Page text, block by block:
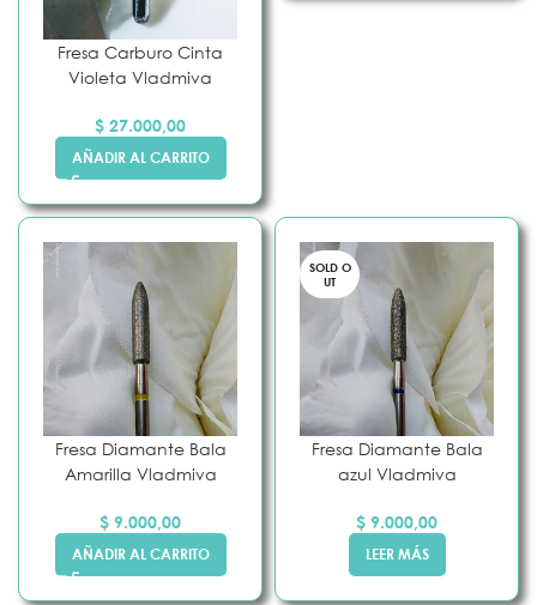
Fresa Carburo Cinta
Violeta Vladmiva
$ 27.000,00
AÑADIR AL CARRITO
Fresa Diamante Bala
Amarilla Vladmiva
$ 9.000,00
AÑADIR AL CARRITO
SOLD O
UT
Fresa Diamante Bala
azul Vladmiva
$ 9.000,00
LEER MÁS